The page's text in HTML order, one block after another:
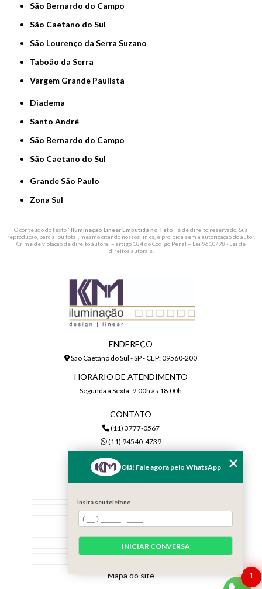
São Bernardo do Campo
São Caetano do Sul
São Lourenço da Serra Suzano
Taboão da Serra
Vargem Grande Paulista
Diadema
Santo André
São Bernardo do Campo
São Caetano do Sul
Grande São Paulo
Zona Sul
O conteúdo do texto "Iluminação Linear Embutida no Teto" é de direito reservado. Sua
reprodução, parcial ou total, mesmo citando nossos links, é proibida sem a autorização do autor.
Crime de violação de direito autoral – artigo 184 do Código Penal – Lei 9610/98 - Lei de
direitos autorais.
ENDEREÇO
São Caetano do Sul - SP - CEP: 09560-200
HORÁRIO DE ATENDIMENTO
Segunda à Sexta: 9:00h às 18:00h
CONTATO
(11) 3777-0567
(11) 94540-4739
Quem Somos
Serviços
Contato
Mapa do site
1
Olá! Fale agora pelo WhatsApp
Insira seu telefone
INICIAR CONVERSA